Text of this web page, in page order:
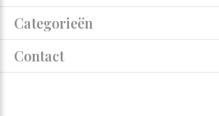
Categorieën
Contact